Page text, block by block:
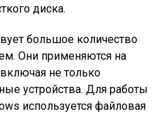
диска.
большое количество
Они применяются на
не только
устройства. Для работы
используется файловая